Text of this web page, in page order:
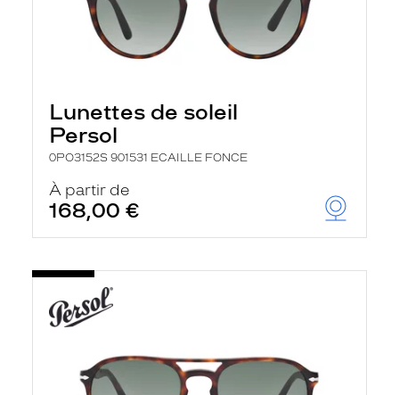
Lunettes de soleil
Persol
0PO3152S 901531 ECAILLE FONCE
À partir de
168,00 €